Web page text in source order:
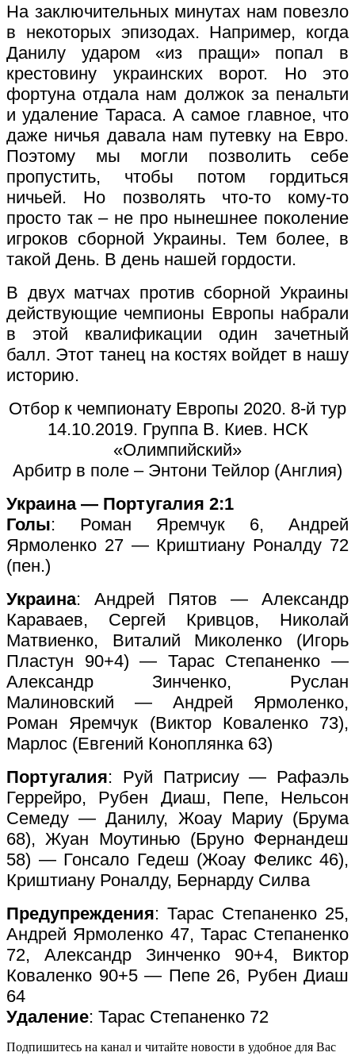
На заключительных минутах нам повезло
в некоторых эпизодах. Например, когда
Данилу ударом «из пращи» попал в
крестовину украинских ворот. Но это
фортуна отдала нам должок за пенальти
и удаление Тараса. А самое главное, что
даже ничья давала нам путевку на Евро.
Поэтому мы могли позволить себе
пропустить, чтобы потом гордиться
ничьей. Но позволять что-то кому-то
просто так – не про нынешнее поколение
игроков сборной Украины. Тем более, в
такой День. В день нашей гордости.
В двух матчах против сборной Украины
действующие чемпионы Европы набрали
в этой квалификации один зачетный
балл. Этот танец на костях войдет в нашу
историю.
Отбор к чемпионату Европы 2020. 8-й тур
14.10.2019. Группа В. Киев. НСК
«Олимпийский»
Арбитр в поле – Энтони Тейлор (Англия)
Украина — Португалия 2:1
Голы: Роман Яремчук 6, Андрей
Ярмоленко 27 — Криштиану Роналду 72
(пен.)
Украина: Андрей Пятов — Александр
Караваев, Сергей Кривцов, Николай
Матвиенко, Виталий Миколенко (Игорь
Пластун 90+4) — Тарас Степаненко —
Александр Зинченко, Руслан
Малиновский — Андрей Ярмоленко,
Роман Яремчук (Виктор Коваленко 73),
Марлос (Евгений Коноплянка 63)
Португалия: Руй Патрисиу — Рафаэль
Геррейро, Рубен Диаш, Пепе, Нельсон
Семеду — Данилу, Жоау Мариу (Брума
68), Жуан Моутинью (Бруно Фернандеш
58) — Гонсало Гедеш (Жоау Феликс 46),
Криштиану Роналду, Бернарду Силва
Предупреждения: Тарас Степаненко 25,
Андрей Ярмоленко 47, Тарас Степаненко
72, Александр Зинченко 90+4, Виктор
Коваленко 90+5 — Пепе 26, Рубен Диаш
64
Удаление: Тарас Степаненко 72
Подпишитесь на канал и читайте новости в удобное для Вас